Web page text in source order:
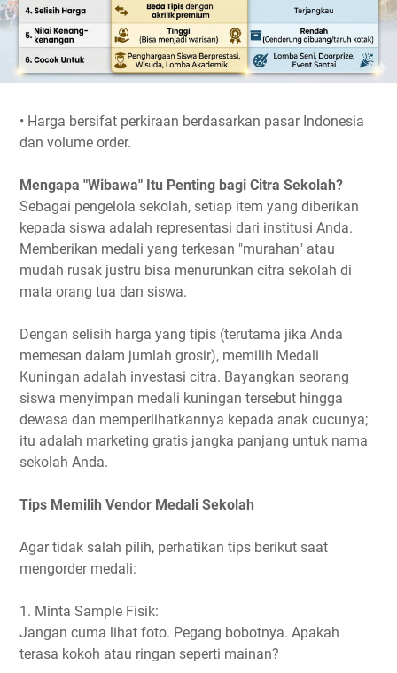
• Harga bersifat perkiraan berdasarkan pasar Indonesia
dan volume order.
Mengapa "Wibawa" Itu Penting bagi Citra Sekolah?
Sebagai pengelola sekolah, setiap item yang diberikan
kepada siswa adalah representasi dari institusi Anda.
Memberikan medali yang terkesan "murahan" atau
mudah rusak justru bisa menurunkan citra sekolah di
mata orang tua dan siswa.
Dengan selisih harga yang tipis (terutama jika Anda
memesan dalam jumlah grosir), memilih Medali
Kuningan adalah investasi citra. Bayangkan seorang
siswa menyimpan medali kuningan tersebut hingga
dewasa dan memperlihatkannya kepada anak cucunya;
itu adalah marketing gratis jangka panjang untuk nama
sekolah Anda.
Tips Memilih Vendor Medali Sekolah
Agar tidak salah pilih, perhatikan tips berikut saat
mengorder medali:
1. Minta Sample Fisik:
Jangan cuma lihat foto. Pegang bobotnya. Apakah
terasa kokoh atau ringan seperti mainan?